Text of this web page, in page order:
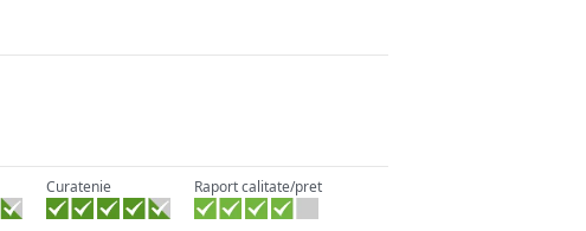
Curatenie Raport calitate/pret